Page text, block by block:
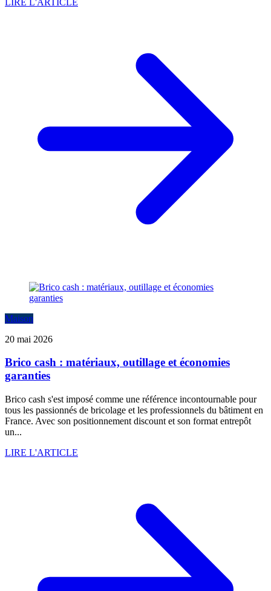
Maison
20 mai 2026
Brico cash : matériaux, outillage et économies
garanties
Brico cash s'est imposé comme une référence incontournable pour
tous les passionnés de bricolage et les professionnels du bâtiment en
France. Avec son positionnement discount et son format entrepôt
un...
LIRE L'ARTICLE